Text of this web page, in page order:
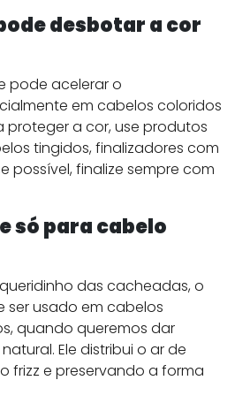
desbotar a cor
pode acelerar o
em cabelos coloridos
proteger a cor, use produtos
tingidos, finalizadores com
possível, finalize sempre com
só para cabelo
das cacheadas, o
usado em cabelos
quando queremos dar
Ele distribui o ar de
frizz e preservando a forma